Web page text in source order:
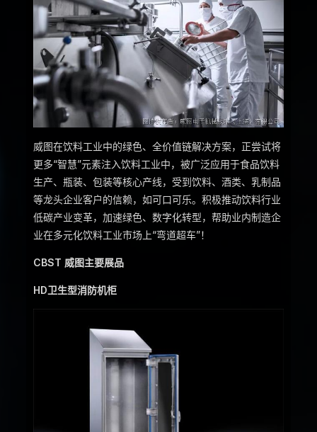
威图在饮料工业中的绿色、全价值链解决方案，正尝试将
更多“智慧”元素注入饮料工业中，被广泛应用于食品饮料
生产、瓶装、包装等核心产线，受到饮料、酒类、乳制品
等龙头企业客户的信赖，如可口可乐。积极推动饮料行业
低碳产业变革，加速绿色、数字化转型，帮助业内制造企
业在多元化饮料工业市场上“弯道超车”！
CBST 威图主要展品
HD卫生型消防机柜